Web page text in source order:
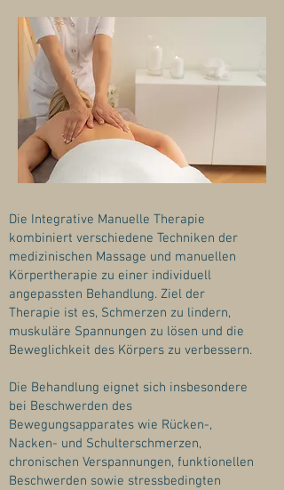
Die Integrative Manuelle Therapie
kombiniert verschiedene Techniken der
medizinischen Massage und manuellen
Körpertherapie zu einer individuell
angepassten Behandlung. Ziel der
Therapie ist es, Schmerzen zu lindern,
muskuläre Spannungen zu lösen und die
Beweglichkeit des Körpers zu verbessern.
Die Behandlung eignet sich insbesondere
bei Beschwerden des
Bewegungsapparates wie Rücken-,
Nacken- und Schulterschmerzen,
chronischen Verspannungen, funktionellen
Beschwerden sowie stressbedingten